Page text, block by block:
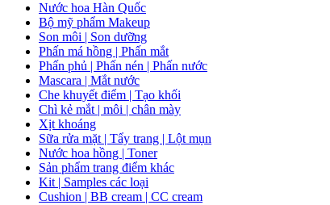
Nước hoa Hàn Quốc
Bộ mỹ phẩm Makeup
Son môi | Son dưỡng
Phấn má hồng | Phấn mắt
Phấn phủ | Phấn nén | Phấn nước
Mascara | Mắt nước
Che khuyết điểm | Tạo khối
Chì kẻ mắt | môi | chân mày
Xịt khoáng
Sữa rửa mặt | Tẩy trang | Lột mụn
Nước hoa hồng | Toner
Sản phẩm trang điểm khác
Kit | Samples các loại
Cushion | BB cream | CC cream